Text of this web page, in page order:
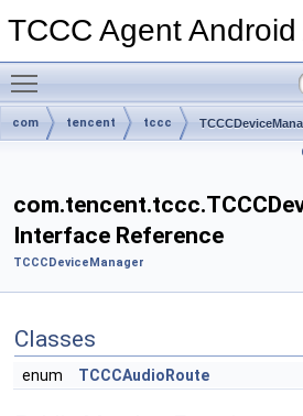
TCCC Agent Android
com tencent tccc
Interface Reference
TCCCDeviceManager
Classes
enum TCCCAudioRoute